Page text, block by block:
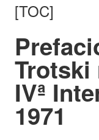
[TOC]
Trotski
IVª
1971